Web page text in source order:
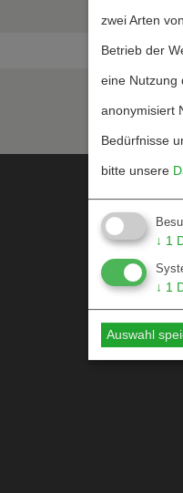
Kontakt
Hinweise
Hinweise
zwei Arten
Betrieb der
eine Nutzung
anonymisiert
Bedürfnisse
bitte unsere
↓ 1
↓ 1
Auswahl